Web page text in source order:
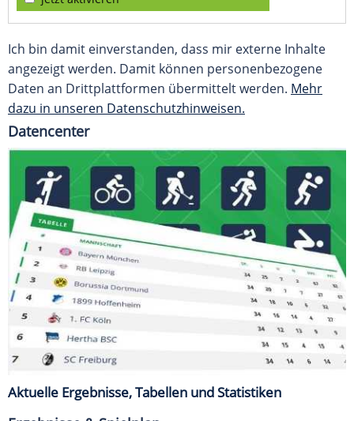
Ich bin damit einverstanden, dass mir externe Inhalte
angezeigt werden. Damit können personenbezogene
Daten an Drittplattformen übermittelt werden. Mehr
dazu in unseren Datenschutzhinweisen.
Datencenter
Aktuelle Ergebnisse, Tabellen und Statistiken